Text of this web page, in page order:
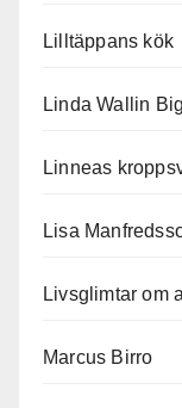
Lilltäppans kök
Linda Wallin
Linneas
Lisa
Livsglimtar om
Marcus Birro